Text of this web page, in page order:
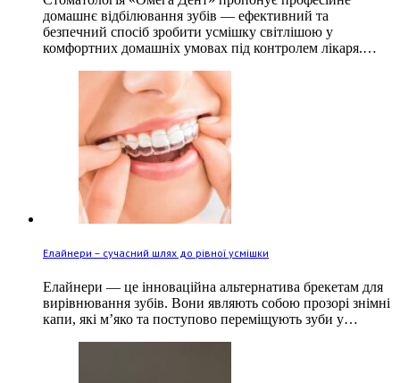
домашнє відбілювання зубів — ефективний та
безпечний спосіб зробити усмішку світлішою у
комфортних домашніх умовах під контролем лікаря.…
Елайнери – сучасний шлях до рівної усмішки
Елайнери — це інноваційна альтернатива брекетам для
вирівнювання зубів. Вони являють собою прозорі знімні
капи, які м’яко та поступово переміщують зуби у…